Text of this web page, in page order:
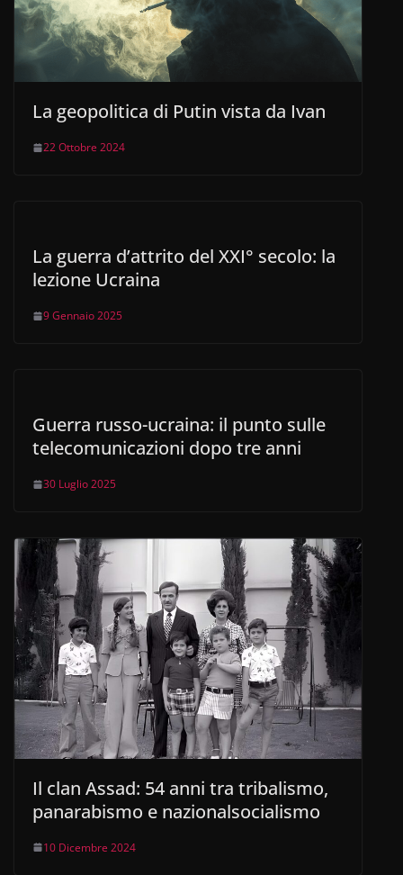
La geopolitica di Putin vista da Ivan
22 Ottobre 2024
La guerra d’attrito del XXI° secolo: la
lezione Ucraina
9 Gennaio 2025
Guerra russo-ucraina: il punto sulle
telecomunicazioni dopo tre anni
30 Luglio 2025
Il clan Assad: 54 anni tra tribalismo,
panarabismo e nazionalsocialismo
10 Dicembre 2024